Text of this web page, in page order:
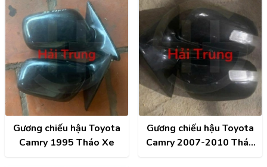
Gương chiếu hậu Toyota
Camry 1995 Tháo Xe
Gương chiếu hậu Toyota
Camry 2007-2010 Tháo